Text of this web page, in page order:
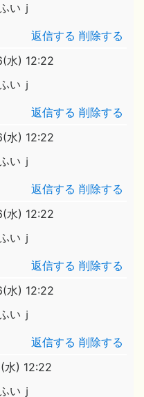
いｊ
返信する 削除する
水) 12:22
いｊ
返信する 削除する
水) 12:22
いｊ
返信する 削除する
水) 12:22
いｊ
返信する 削除する
水) 12:22
いｊ
返信する 削除する
) 12:22
いｊ